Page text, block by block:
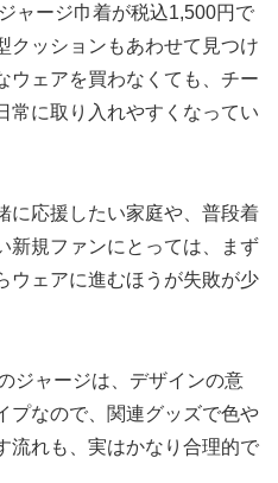
ャージ巾着が税込1,500円で
クッションもあわせて見つけ
ウェアを買わなくても、チー
常に取り入れやすくなってい
に応援したい家庭や、普段着
新規ファンにとっては、まず
ウェアに進むほうが失敗が少
ジャージは、デザインの意
プなので、関連グッズで色や
流れも、実はかなり合理的で